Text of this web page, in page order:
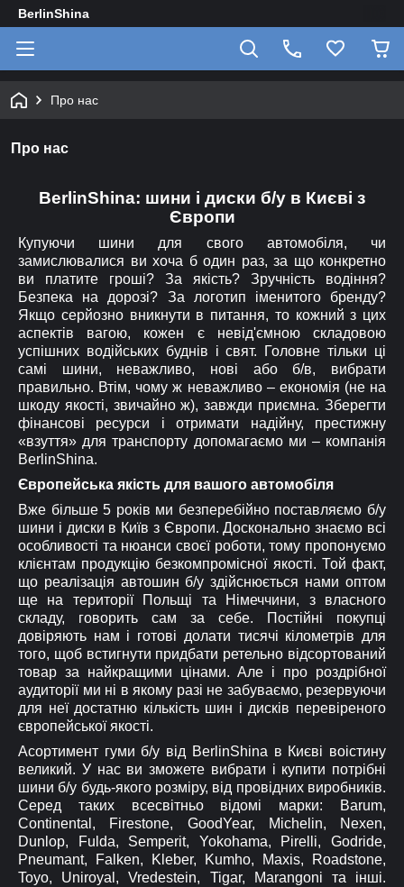
BerlinShina
Про нас
Про нас
BerlinShina: шини і диски б/у в Києві з
Європи
Купуючи шини для свого автомобіля, чи
замислювалися ви хоча б один раз, за що конкретно
ви платите гроші? За якість? Зручність водіння?
Безпека на дорозі? За логотип іменитого бренду?
Якщо серйозно вникнути в питання, то кожний з цих
аспектів вагою, кожен є невід'ємною складовою
успішних водійських буднів і свят. Головне тільки ці
самі шини, неважливо, нові або б/в, вибрати
правильно. Втім, чому ж неважливо – економія (не на
шкоду якості, звичайно ж), завжди приємна. Зберегти
фінансові ресурси і отримати надійну, престижну
«взуття» для транспорту допомагаємо ми – компанія
BerlinShina.
Європейська якість для вашого автомобіля
Вже більше 5 років ми безперебійно поставляємо б/у
шини і диски в Київ з Європи. Досконально знаємо всі
особливості та нюанси своєї роботи, тому пропонуємо
клієнтам продукцію безкомпромісної якості. Той факт,
що реалізація автошин б/у здійснюється нами оптом
ще на території Польщі та Німеччини, з власного
складу, говорить сам за себе. Постійні покупці
довіряють нам і готові долати тисячі кілометрів для
того, щоб встигнути придбати ретельно відсортований
товар за найкращими цінами. Але і про роздрібної
аудиторії ми ні в якому разі не забуваємо, резервуючи
для неї достатню кількість шин і дисків перевіреного
європейської якості.
Асортимент гуми б/у від BerlinShina в Києві воістину
великий. У нас ви зможете вибрати і купити потрібні
шини б/у будь-якого розміру, від провідних виробників.
Серед таких всесвітньо відомі марки: Barum,
Continental, Firestone, GoodYear, Michelin, Nexen,
Dunlop, Fulda, Semperit, Yokohama, Pirelli, Godride,
Pneumant, Falken, Kleber, Kumho, Maxis, Roadstone,
Toyo, Uniroyal, Vredestein, Tigar, Marangoni та інші.